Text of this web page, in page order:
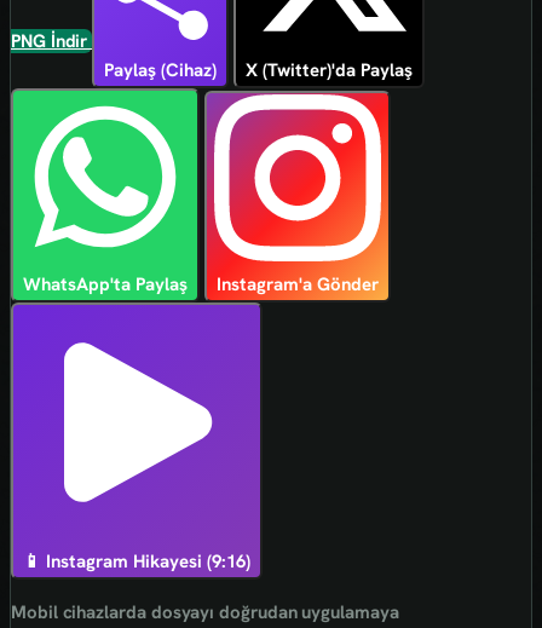
PNG İndir
Paylaş (Cihaz)
X (Twitter)'da Paylaş
WhatsApp'ta Paylaş Instagram'a Gönder
📱 Instagram Hikayesi (9:16)
Mobil cihazlarda dosyayı doğrudan uygulamaya